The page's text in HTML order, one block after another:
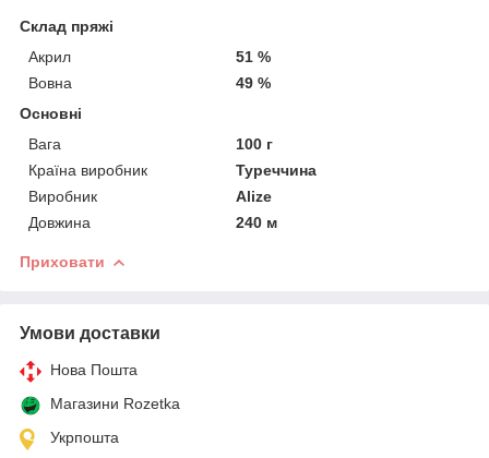
Склад пряжі
Акрил
51 %
Вовна
49 %
Основні
Вага
100 г
Країна виробник
Туреччина
Виробник
Alize
Довжина
240 м
Приховати
Умови доставки
Нова Пошта
Магазини Rozetka
Укрпошта